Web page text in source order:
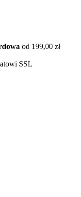
od 199,00 zł
SSL